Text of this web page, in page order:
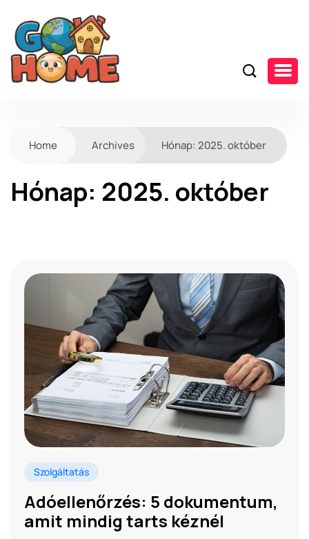
Home Archives Hónap: 2025. október
Hónap: 2025. október
Szolgáltatás
Adóellenőrzés: 5 dokumentum,
amit mindig tarts kéznél